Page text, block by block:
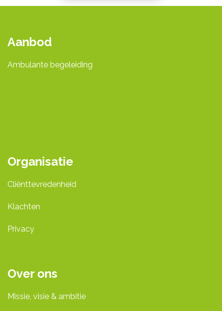
Aanbod
Ambulante begeleiding
Organisatie
Cliënttevredenheid
Klachten
Privacy
Over ons
Missie, visie & ambitie